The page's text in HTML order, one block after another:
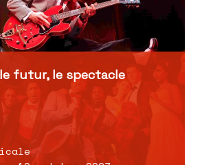
futur, le spectacle